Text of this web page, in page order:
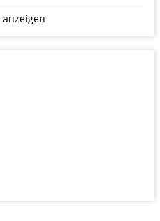
40 % Polyester Baby
anzeigen